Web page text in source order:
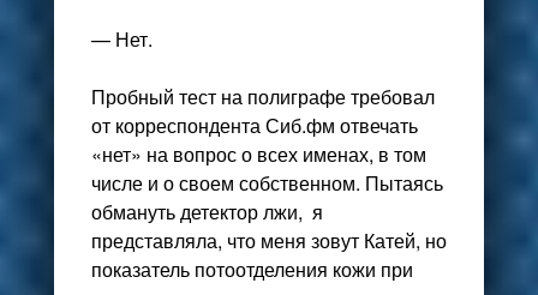
— Нет.
Пробный тест на полиграфе требовал
от корреспондента Сиб.фм отвечать
«нет» на вопрос о всех именах, в том
числе и о своем собственном. Пытаясь
обмануть детектор лжи, я
представляла, что меня зовут Катей, но
показатель потоотделения кожи при